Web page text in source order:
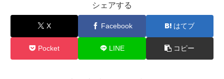
シェアする
X Facebook はてブ
Pocket LINE コピー